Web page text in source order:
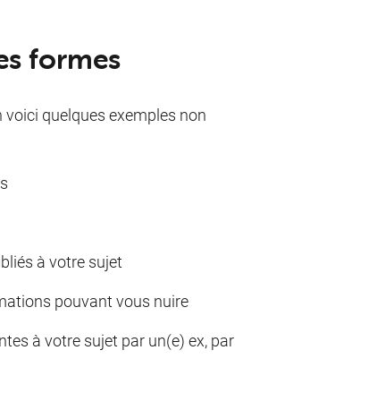
formes
quelques exemples non
à votre sujet
pouvant vous nuire
à votre sujet par un(e) ex, par